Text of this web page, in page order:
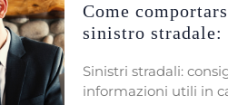
Come
sinistro
Sinistri stradali:
informazioni utili in